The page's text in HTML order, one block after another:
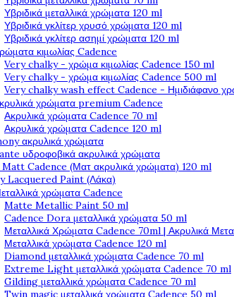
Υβριδικά μεταλλικά χρώματα 120 ml
Υβριδικά γκλίτερ χρυσό χρώματα 120 ml
Υβριδικά γκλίτερ ασημί χρώματα 120 ml
κιμωλίας Cadence
Very chalky - χρώμα κιμωλίας Cadence 150 ml
Very chalky - χρώμα κιμωλίας Cadence 500 ml
Very chalky wash effect Cadence - Ημιδιάφανο
χρώματα premium Cadence
Ακρυλικά χρώματα Cadence 70 ml
Ακρυλικά χρώματα Cadence 120 ml
ακρυλικά χρώματα
υδροφοβικά ακρυλικά χρώματα
Cadence (Ματ ακρυλικά χρώματα) 120 ml
Lacquered Paint (Λάκα)
χρώματα Cadence
Matte Metallic Paint 50 ml
Cadence Dora μεταλλικά χρώματα 50 ml
Μεταλλικά Χρώματα Cadence 70ml | Ακρυλικά
Μεταλλικά χρώματα Cadence 120 ml
Diamond μεταλλικά χρώματα Cadence 70 ml
Extreme Light μεταλλικά χρώματα Cadence 70 ml
Gilding μεταλλικά χρώματα Cadence 70 ml
Twin magic μεταλλικά χρώματα Cadence 50 ml